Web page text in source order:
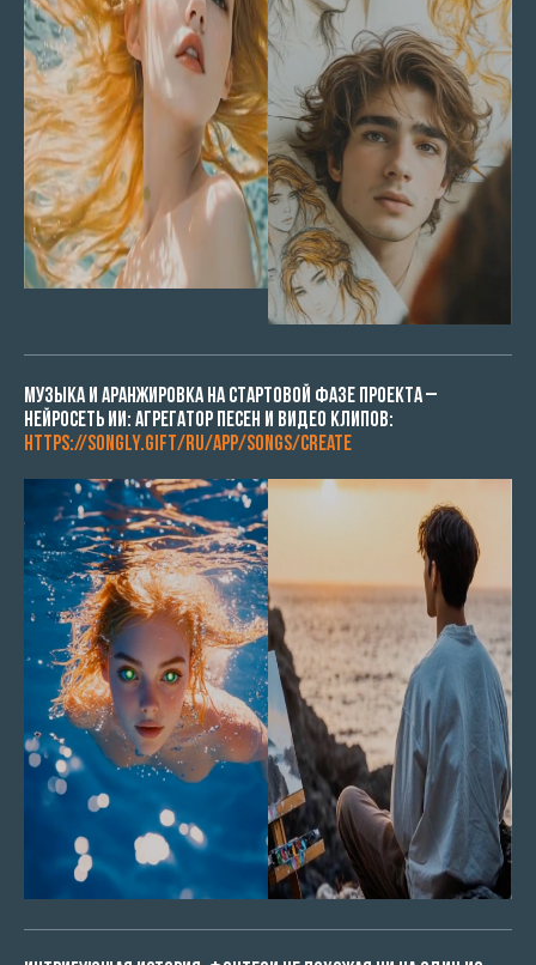
Музыка и аранжировка на стартовой фазе проекта –
нейросеть ИИ: агрегатор песен и видео клипов:
https://songly.gift/ru/app/songs/create